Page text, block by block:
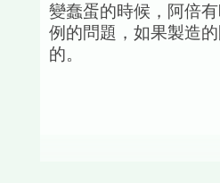
變蠢蛋的時候，阿倍
例的問題，如果製造
的。